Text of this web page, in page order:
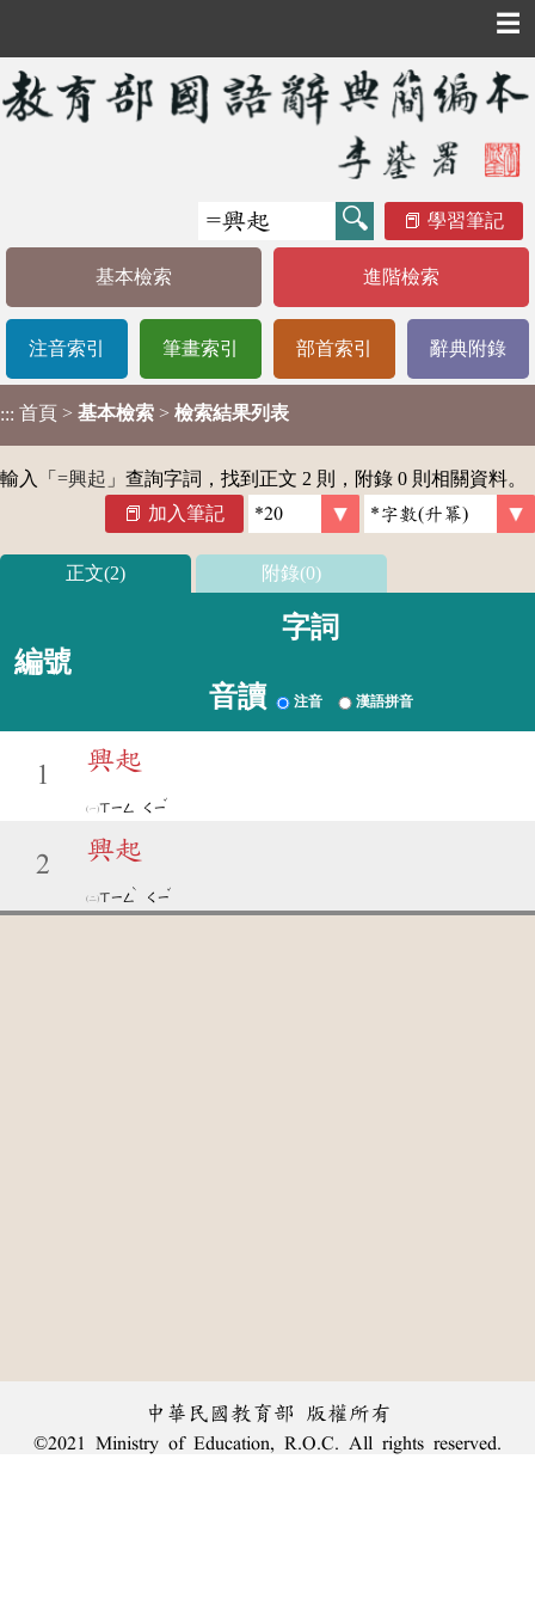
☰
學習筆記
基本檢索 進階檢索
注音索引 筆畫索引 部首索引 辭典附錄
::: 首頁 > 基本檢索 > 檢索結果列表
輸入「 =興起 」查詢字詞，找到正文 2 則，附錄 0 則相關資料。
加入筆記
正文(2) 附錄(0)
編號
字詞
音讀 注音 漢語拼音
1
興起
ㄒㄧㄥ ㄑㄧ
ˇ
2
興起
ㄒㄧㄥ
ˋ
ㄑㄧ
ˇ
中華民國教育部 版權所有
©2021 Ministry of Education, R.O.C. All rights reserved.